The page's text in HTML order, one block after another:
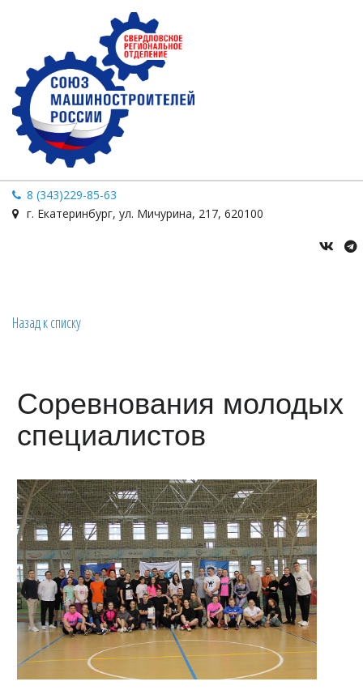
8 (343)229-85-63
г. Екатеринбург, ул. Мичурина, 217, 620100
Назад к списку
Соревнования молодых
специалистов